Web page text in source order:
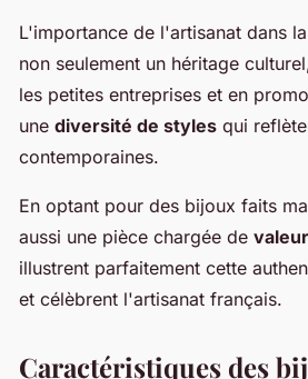
L'importance de l'artisanat dans
non seulement un héritage
les petites entreprises et en
une diversité de styles qui
contemporaines.
En optant pour des bijoux faits
aussi une pièce chargée de
illustrent parfaitement cette
et célèbrent l'artisanat français.
Caractéristiques des